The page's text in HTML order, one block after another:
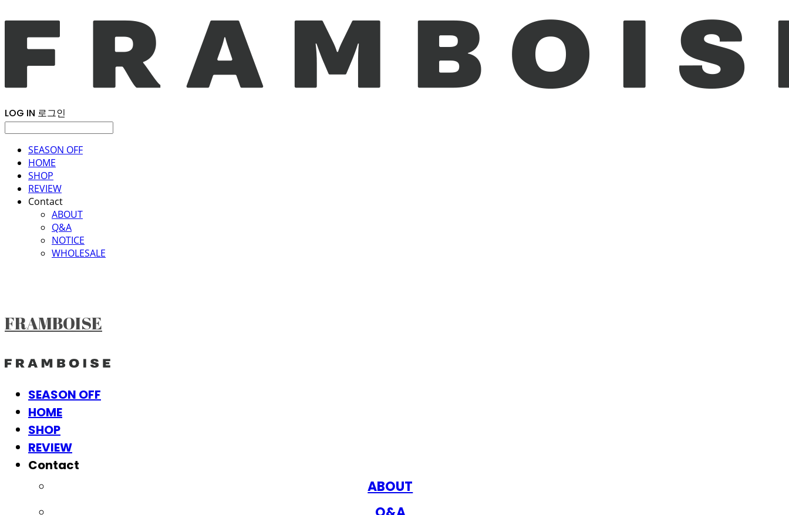
LOG IN 로그인
SEASON OFF
HOME
SHOP
REVIEW
Contact
ABOUT
Q&A
NOTICE
WHOLESALE
FRAMBOISE
SEASON OFF
HOME
SHOP
REVIEW
Contact
ABOUT